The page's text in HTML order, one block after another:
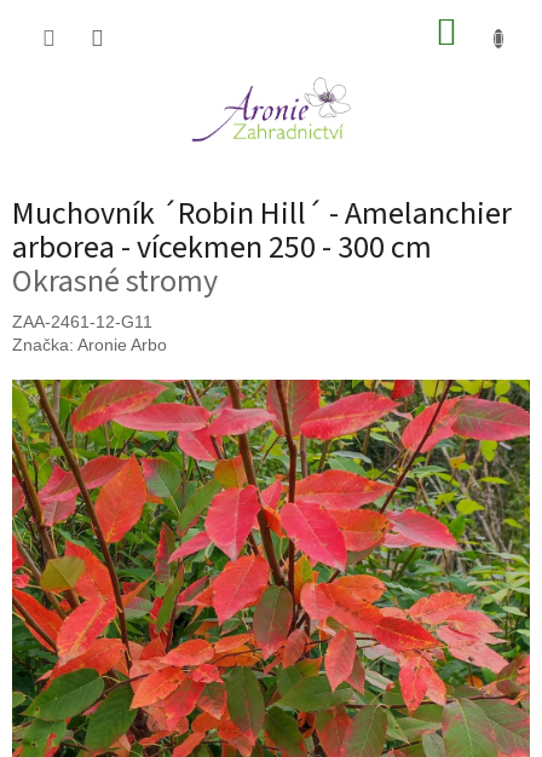
Muchovník ´Robin Hill´ - Amelanchier
arborea - vícekmen 250 - 300 cm
Okrasné stromy
ZAA-2461-12-G11
Značka: Aronie Arbo